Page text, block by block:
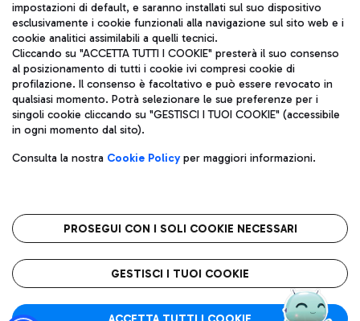
Pizza
Gelateria
Wine Bar & Sparkling
Autobus
Scopri le linee di autobus per raggiungere l'aeroporto
Leonardo Da Vinci.
Raggiungi l’aeroporto senza pensieri con il servizio di taxi a
Ristoranti
Scopri la nostra offerta per una pausa gustosa in aeroporto
Mappa Aeroporto Fiumicino
Aeroporti di Roma S.p.A. - Società soggetta a direzione e
coordinamento di Mundys S.p.A.
Codice fiscale e Registro delle Imprese di Roma 13032990155 P.
IVA 06572251004
Capitale sociale 62.224.743,00 int. vers.
Sede legale: Via Pier Paolo Racchetti 1 - 00054 Fiumicino (RM)
telefono +39 06 65951
Privacy policy
Note legali
Roma FCO
L'aeroporto stellato
impostazioni di default, e saranno installati sul suo dispositivo
esclusivamente i cookie funzionali alla navigazione sul sito web e i
cookie analitici assimilabili a quelli tecnici.
Cliccando su "ACCETTA TUTTI I COOKIE" presterà il suo consenso
al posizionamento di tutti i cookie ivi compresi cookie di
profilazione. Il consenso è facoltativo e può essere revocato in
qualsiasi momento. Potrà selezionare le sue preferenze per i
singoli cookie cliccando su "GESTISCI I TUOI COOKIE" (accessibile
in ogni momento dal sito).
Consulta la nostra Cookie Policyper maggiori informazioni.
PROSEGUI CON I SOLI COOKIE NECESSARI
GESTISCI I TUOI COOKIE